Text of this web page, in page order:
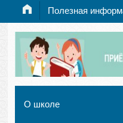
Полезная
О школе